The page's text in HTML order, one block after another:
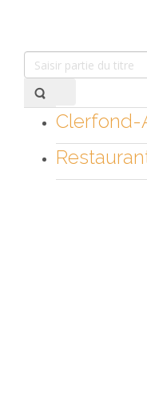
Saisir partie du titre
Clerfond-